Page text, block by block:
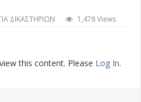
ΔΙΚΑΣΤΗΡΙΩΝ 1,478 Views
this content. Please Log In.